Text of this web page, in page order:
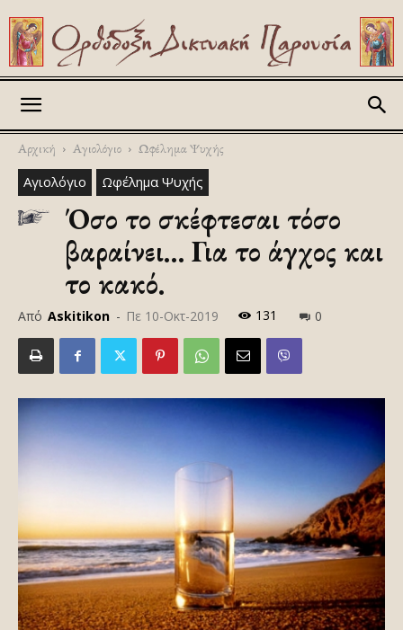
Αρχική Αγιολόγιο Ωφέλημα Ψυχής
Αγιολόγιο Ωφέλημα Ψυχής
Όσο το σκέφτεσαι τόσο
βαραίνει… Για το άγχος και
το κακό.
Από Askitikon - Πε 10-Οκτ-2019 131 0